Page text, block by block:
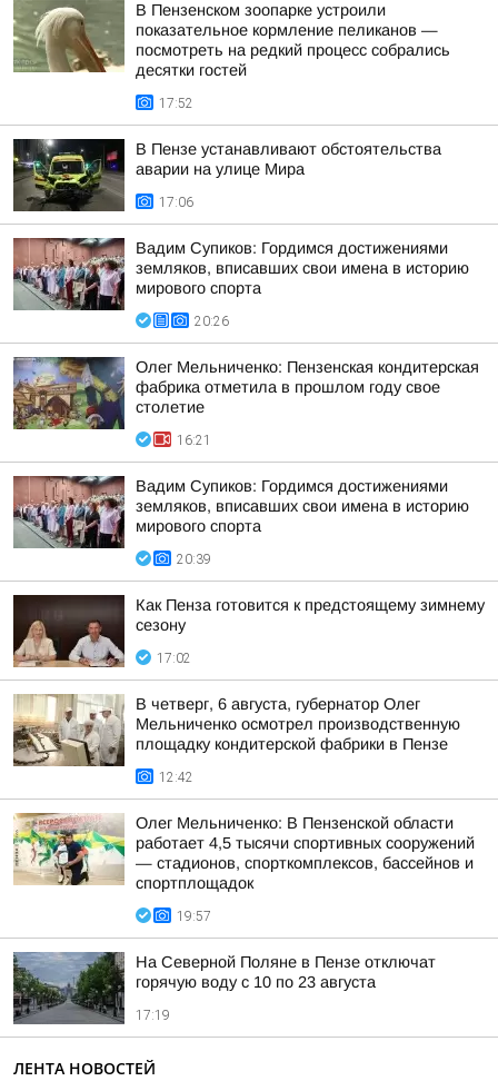
В Пензенском зоопарке устроили
показательное кормление пеликанов —
посмотреть на редкий процесс собрались
десятки гостей
17:52
В Пензе устанавливают обстоятельства
аварии на улице Мира
17:06
Вадим Супиков: Гордимся достижениями
земляков, вписавших свои имена в историю
мирового спорта
20:26
Олег Мельниченко: Пензенская кондитерская
фабрика отметила в прошлом году свое
столетие
16:21
Вадим Супиков: Гордимся достижениями
земляков, вписавших свои имена в историю
мирового спорта
20:39
Как Пенза готовится к предстоящему зимнему
сезону
17:02
В четверг, 6 августа, губернатор Олег
Мельниченко осмотрел производственную
площадку кондитерской фабрики в Пензе
12:42
Олег Мельниченко: В Пензенской области
работает 4,5 тысячи спортивных сооружений
— стадионов, спорткомплексов, бассейнов и
спортплощадок
19:57
На Северной Поляне в Пензе отключат
горячую воду с 10 по 23 августа
17:19
ЛЕНТА НОВОСТЕЙ